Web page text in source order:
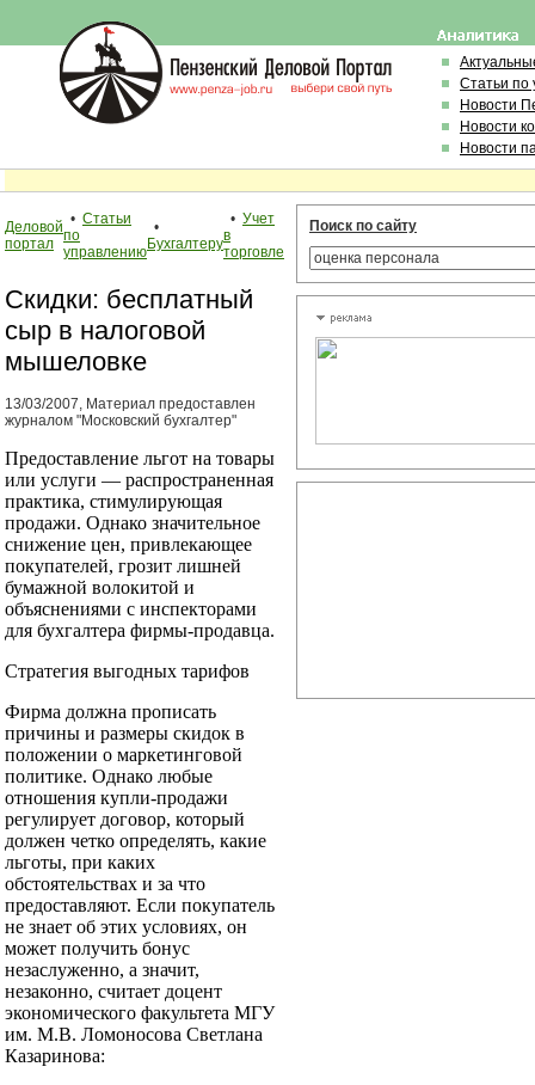
Статьи по
Новости
Новости
Новости
Деловой
портал
• Статьи
по
управлению
•
Бухгалтеру
• Учет
в
торговле
Скидки: бесплатный
сыр в налоговой
мышеловке
13/03/2007, Материал предоставлен
журналом "Московский бухгалтер"
Предоставление льгот на товары
или услуги — распространенная
практика, стимулирующая
продажи. Однако значительное
снижение цен, привлекающее
покупателей, грозит лишней
бумажной волокитой и
объяснениями с инспекторами
для бухгалтера фирмы-продавца.
Стратегия выгодных тарифов
Фирма должна прописать
причины и размеры скидок в
положении о маркетинговой
политике. Однако любые
отношения купли-продажи
регулирует договор, который
должен четко определять, какие
льготы, при каких
обстоятельствах и за что
предоставляют. Если покупатель
не знает об этих условиях, он
может получить бонус
незаслуженно, а значит,
незаконно, считает доцент
экономического факультета МГУ
им. М.В. Ломоносова Светлана
Казаринова:
Поиск по сайту